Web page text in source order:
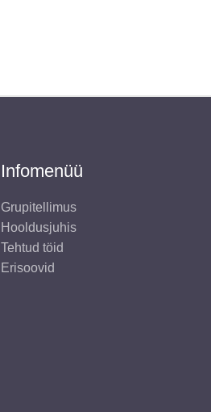
Infomenüü
Grupitellimus
Hooldusjuhis
Tehtud töid
Erisoovid